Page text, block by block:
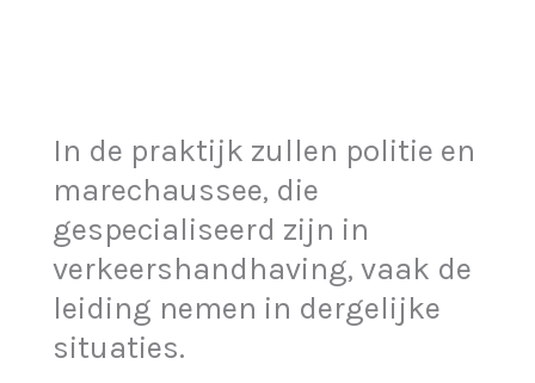
In de praktijk zullen politie en
marechaussee, die
gespecialiseerd zijn in
verkeershandhaving, vaak de
leiding nemen in dergelijke
situaties.